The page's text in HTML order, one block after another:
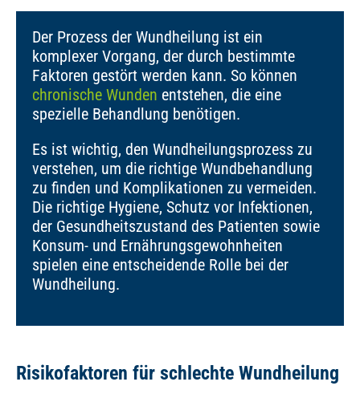
Der Prozess der Wundheilung ist ein
komplexer Vorgang, der durch bestimmte
Faktoren gestört werden kann. So können
chronische Wunden entstehen, die eine
spezielle Behandlung benötigen.
Es ist wichtig, den Wundheilungsprozess zu
verstehen, um die richtige Wundbehandlung
zu finden und Komplikationen zu vermeiden.
Die richtige Hygiene, Schutz vor Infektionen,
der Gesundheitszustand des Patienten sowie
Konsum- und Ernährungsgewohnheiten
spielen eine entscheidende Rolle bei der
Wundheilung.
Risikofaktoren für schlechte Wundheilung